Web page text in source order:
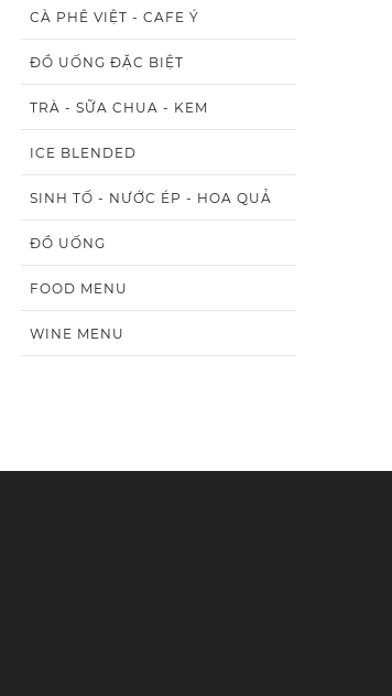
CÀ PHÊ VIỆT - CAFE Ý
ĐỒ UỐNG ĐẶC BIỆT
TRÀ - SỮA CHUA - KEM
ICE BLENDED
SINH TỐ - NƯỚC ÉP - HOA QUẢ
ĐỒ UỐNG
FOOD MENU
WINE MENU